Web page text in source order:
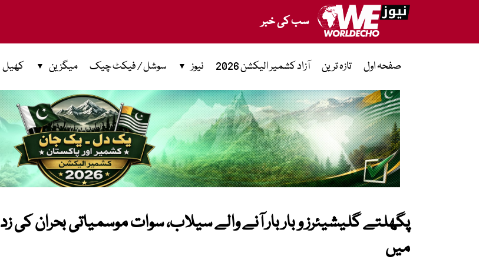
سب کی خبر
صفحہ اول تازہ ترین آزاد کشمیر الیکشن 2026 نیوز سوشل / فیکٹ چیک میگزین کھیل
پگھلتے گلیشیئرز و بار بار آنے والے سیلاب، سوات موسمیاتی بحران کی زد
میں